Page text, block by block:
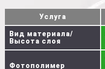
Услуга
Вид материала/
Высота слоя
Фотополимер